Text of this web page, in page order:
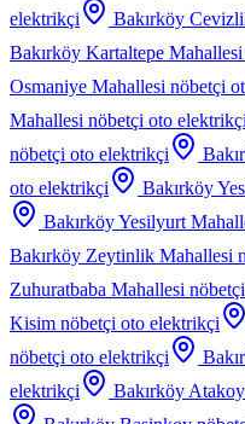
elektrikçi
Bakırköy
Bakırköy Kartaltepe Mahallesi
Osmaniye Mahallesi nöbetçi
Mahallesi nöbetçi oto elektrikçi
nöbetçi oto elektrikçi
oto elektrikçi
Bakırköy
Bakırköy Yesilyurt
Bakırköy Zeytinlik Mahallesi
Zuhuratbaba Mahallesi
Kisim nöbetçi oto elektrikçi
nöbetçi oto elektrikçi
elektrikçi
Bakırköy